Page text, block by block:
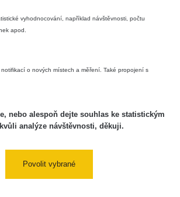
vyhodnocování, například návštěvnosti, počtu
apod.
o nových místech a měření. Také propojení s
nebo alespoň dejte souhlas ke statistickým
analýze návštěvnosti, děkuji.
Povolit vybrané